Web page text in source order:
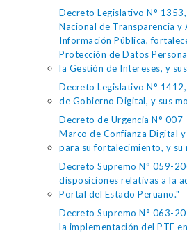
Decreto Legislativo N°
Nacional de Transparencia y
Información Pública,
Protección de Datos
la Gestión de Intereses, y
Decreto Legislativo N°
de Gobierno Digital, y sus
Decreto de Urgencia N°
Marco de Confianza Digital
para su fortalecimiento, y
Decreto Supremo N° 059-
disposiciones relativas a la
Portal del Estado Peruano."
Decreto Supremo N° 063-
la implementación del PTE